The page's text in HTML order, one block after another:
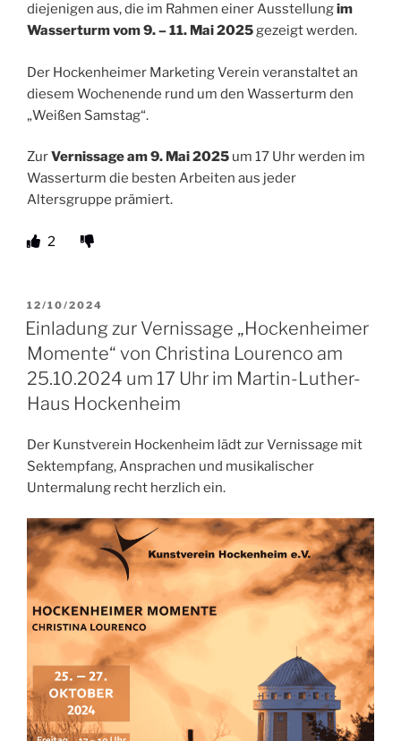
diejenigen aus, die im Rahmen einer Ausstellungim
Wasserturm vom9. – 11. Mai 2025gezeigt werden.
Der Hockenheimer Marketing Verein veranstaltet an
diesem Wochenende rund um den Wasserturm den
„Weißen Samstag“.
ZurVernissage am 9. Mai 2025 um 17 Uhr werden im
Wasserturm die besten Arbeiten aus jeder
Altersgruppe prämiert.
2
VERÖFFENTLICHT
AM
12/10/2024
Einladung zur Vernissage „Hockenheimer
Momente“ von Christina Lourenco am
25.10.2024 um 17 Uhr im Martin-Luther-
Haus Hockenheim
Der Kunstverein Hockenheim lädt zur Vernissage mit
Sektempfang, Ansprachen und musikalischer
Untermalung recht herzlich ein.